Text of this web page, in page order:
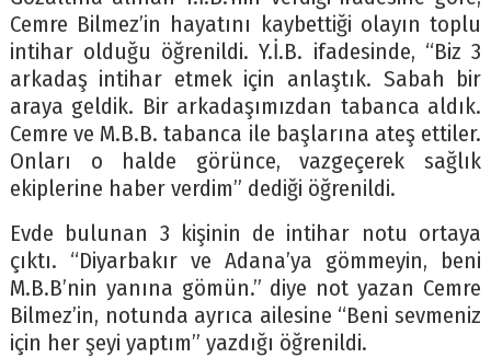
Cemre Bilmez’in hayatını kaybettiği olayın toplu
intihar olduğu öğrenildi. Y.İ.B. ifadesinde, “Biz 3
arkadaş intihar etmek için anlaştık. Sabah bir
araya geldik. Bir arkadaşımızdan tabanca aldık.
Cemre ve M.B.B. tabanca ile başlarına ateş ettiler.
Onları o halde görünce, vazgeçerek sağlık
ekiplerine haber verdim” dediği öğrenildi.
Evde bulunan 3 kişinin de intihar notu ortaya
çıktı. “Diyarbakır ve Adana’ya gömmeyin, beni
M.B.B’nin yanına gömün.” diye not yazan Cemre
Bilmez’in, notunda ayrıca ailesine “Beni sevmeniz
için her şeyi yaptım” yazdığı öğrenildi.